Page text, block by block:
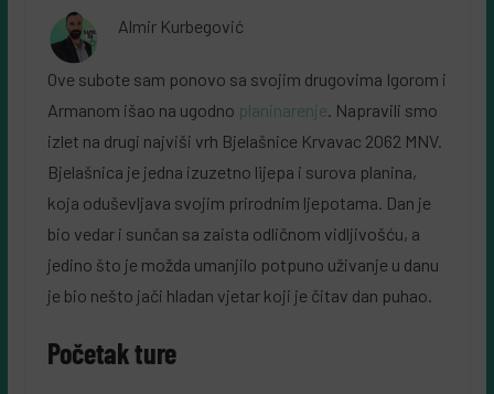
Almir Kurbegović
Ove subote sam ponovo sa svojim drugovima Igorom i
Armanom išao na ugodno planinarenje. Napravili smo
izlet na drugi najviši vrh Bjelašnice Krvavac 2062 MNV.
Bjelašnica je jedna izuzetno lijepa i surova planina,
koja oduševljava svojim prirodnim ljepotama. Dan je
bio vedar i sunčan sa zaista odličnom vidljivošću, a
jedino što je možda umanjilo potpuno uživanje u danu
je bio nešto jači hladan vjetar koji je čitav dan puhao.
Početak ture